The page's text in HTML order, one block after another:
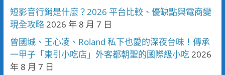
短影音行銷是什麼？2026 平台比較、優缺點與電商變
現全攻略2026 年 8 月 7 日
曾國城、王心凌、Roland 私下也愛的深夜台味！傳承
一甲子「東引小吃店」外客都朝聖的國際級小吃2026
年 8 月 7 日